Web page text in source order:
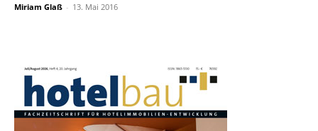
Miriam Glaß - 13. Mai 2016